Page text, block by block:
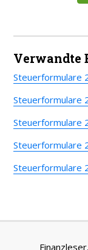
Verwandte
Steuerformulare
Steuerformulare
Steuerformulare
Steuerformulare
Steuerformulare